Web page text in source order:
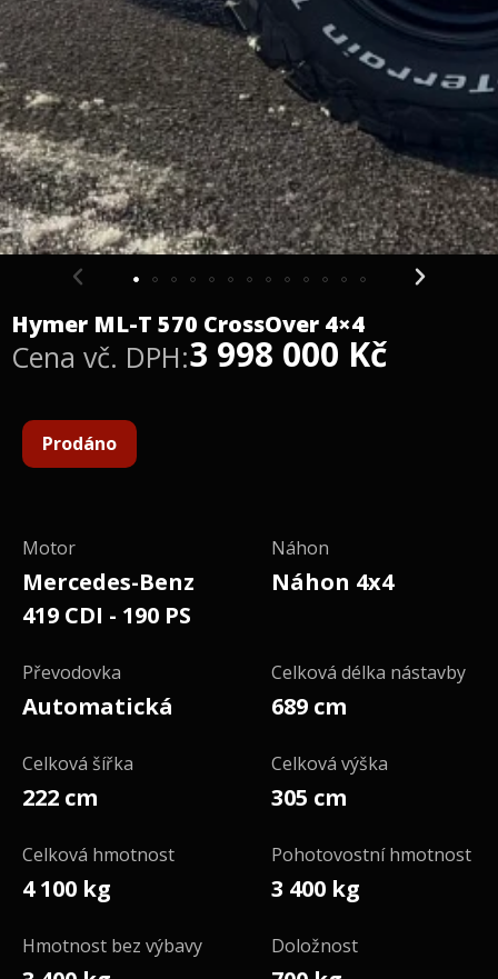
Hymer ML-T 570 CrossOver 4×4
Cena vč. DPH:3 998 000 Kč
Prodáno
Motor
Mercedes-Benz
419 CDI - 190 PS
Náhon
Náhon 4x4
Převodovka
Automatická
Celková délka nástavby
689 cm
Celková šířka
222 cm
Celková výška
305 cm
Celková hmotnost
4 100 kg
Pohotovostní hmotnost
3 400 kg
Hmotnost bez výbavy Doložnost